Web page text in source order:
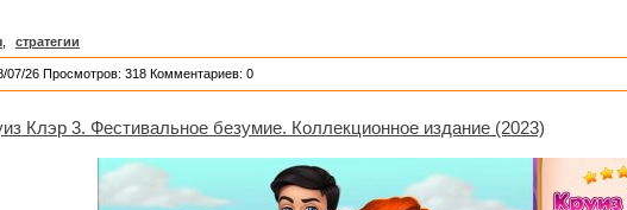
стратегии
07/26 Просмотров: 318 Комментариев: 0
Клэр 3. Фестивальное безумие. Коллекционное издание (2023)